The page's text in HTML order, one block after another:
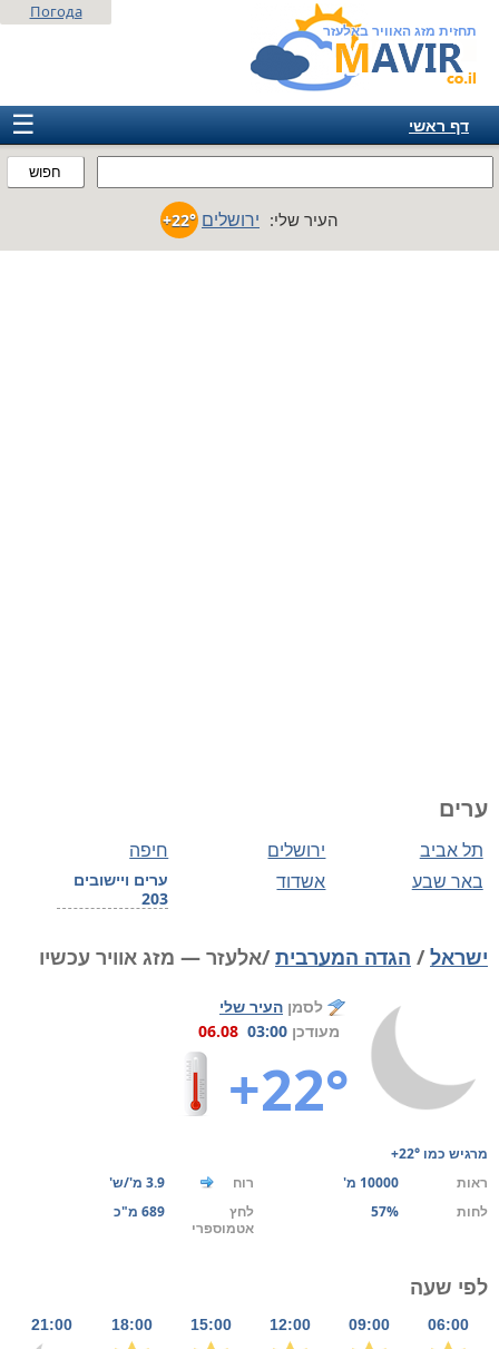
תחזית מזג האוויר באלעזר
חפוש
Погода
☰
דף ראשי
אמריקה
העיר שלי: ירושלים +22°
ערים
חיפה ירושלים תל אביב
ערים ויישובים
203
אשדוד באר שבע
ישראל/ הגדה המערבית/אלעזר — מזג אוויר עכשיו
לסמן העיר שלי
מעודכן 03:00
06.08
+22°
מרגיש כמו +22°
ראות
10000 מ' רוח
3.9 מ'/ש'
לחות
57%
לחץ
אטמוספרי
689 מ"כ
לפי שעה
06:00
09:00
12:00
15:00
18:00
21:00